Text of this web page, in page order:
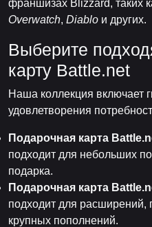
франшизах Blizzard, таких
Overwatch, Diablo и других.
Выберите
карту Battle.net
Наша коллекция включает
удовлетворения
Подарочная карта
подходит для небольших
подарка.
Подарочная карта
подходит для расширений,
крупных пополнений.